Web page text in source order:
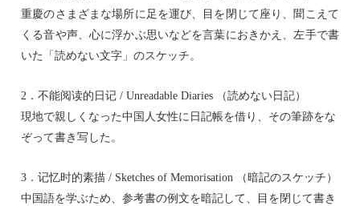
重慶のさまざまな場所に足を運び、目を閉じて座り、聞こえて
くる音や声、心に浮かぶ思いなどを言葉におきかえ、左手で書
いた「読めない文字」のスケッチ。
2．不能阅读的日记 / Unreadable Diaries （読めない日記）
現地で親しくなった中国人女性に日記帳を借り、その筆跡をな
ぞって書き写した。
3．记忆时的素描 / Sketches of Memorisation （暗記のスケッチ）
中国語を学ぶため、参考書の例文を暗記して、目を閉じて書き